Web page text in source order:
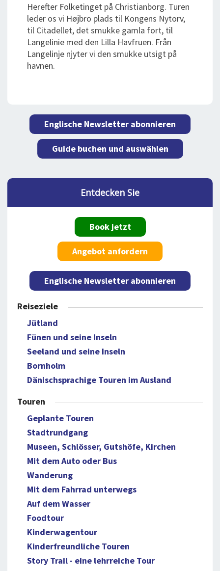
Herefter Folketinget på Christianborg. Turen
leder os vi Højbro plads til Kongens Nytorv,
til Citadellet, det smukke gamla fort, til
Langelinie med den Lilla Havfruen. Från
Langelinje njyter vi den smukke utsigt på
havnen.
Englische Newsletter abonnieren
Guide buchen und auswählen
Entdecken Sie
Book jetzt
Angebot anfordern
Englische Newsletter abonnieren
Reiseziele
Jütland
Fünen und seine Inseln
Seeland und seine Inseln
Bornholm
Dänischsprachige Touren im Ausland
Touren
Geplante Touren
Stadtrundgang
Museen, Schlösser, Gutshöfe, Kirchen
Mit dem Auto oder Bus
Wanderung
Mit dem Fahrrad unterwegs
Auf dem Wasser
Foodtour
Kinderwagentour
Kinderfreundliche Touren
Story Trail - eine lehrreiche Tour